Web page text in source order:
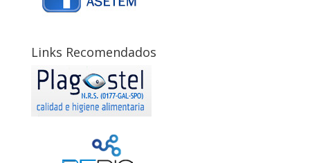
Links Recomendados